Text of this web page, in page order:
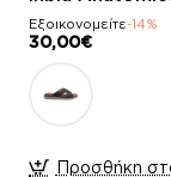
Εξοικονομείτε-14%
30,00€
Προσθήκη